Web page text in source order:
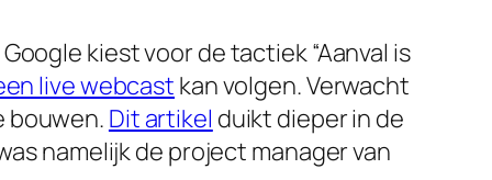
kiest voor de tactiek “Aanval is
live webcast kan volgen. Verwacht
bouwen. Dit artikel duikt dieper in de
namelijk de project manager van